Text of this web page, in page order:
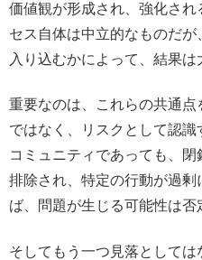
価値観が形成され、強化さ
セス自体は中立的なものだ
入り込むかによって、結果は
重要なのは、これらの共通
ではなく、リスクとして認
コミュニティであっても、
排除され、特定の行動が過
ば、問題が生じる可能性は否
そしてもう一つ見落として